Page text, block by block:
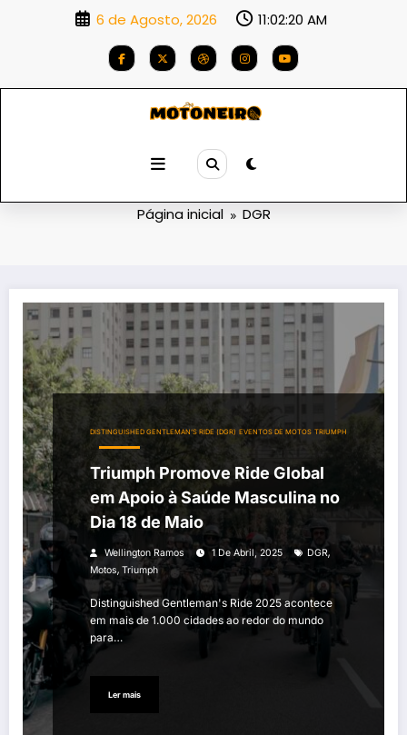
6 de Agosto, 2026 11:02:21 AM
Etiqueta: DGR
Página inicial DGR
DISTINGUISHED GENTLEMAN’S RIDE (DGR) EVENTOS DE MOTOS TRIUMPH
Triumph Promove Ride Global
em Apoio à Saúde Masculina no
Dia 18 de Maio
Wellington Ramos 1 De Abril, 2025 DGR,
Motos, Triumph
Distinguished Gentleman's Ride 2025 acontece
em mais de 1.000 cidades ao redor do mundo
para…
Ler mais